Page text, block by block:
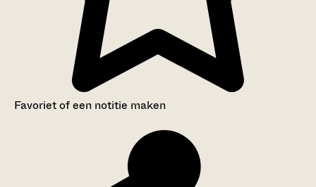
Favoriet of een notitie maken